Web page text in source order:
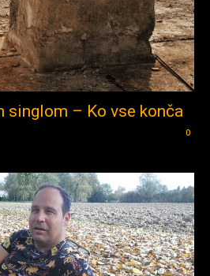
singlom – Ko vse konča
0